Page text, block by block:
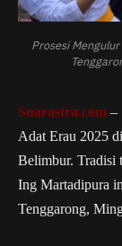
Prosesi
Suarastra.com –
Adat Erau 2025
Belimbur. Tradisi
Ing Martadipura
Tenggarong,